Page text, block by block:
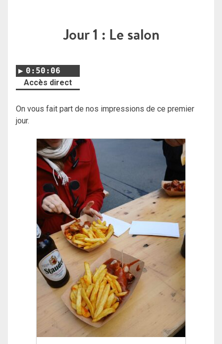
Jour 1 : Le salon
0:50:06
Accès direct
On vous fait part de nos impressions de ce premier
jour.